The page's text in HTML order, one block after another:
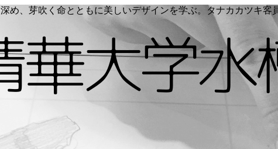
め、芽吹く命とともに美しいデザインを学ぶ。タナカカツキ客